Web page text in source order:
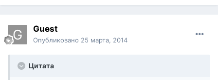
Guest
Опубликовано 25 марта, 2014
Цитата